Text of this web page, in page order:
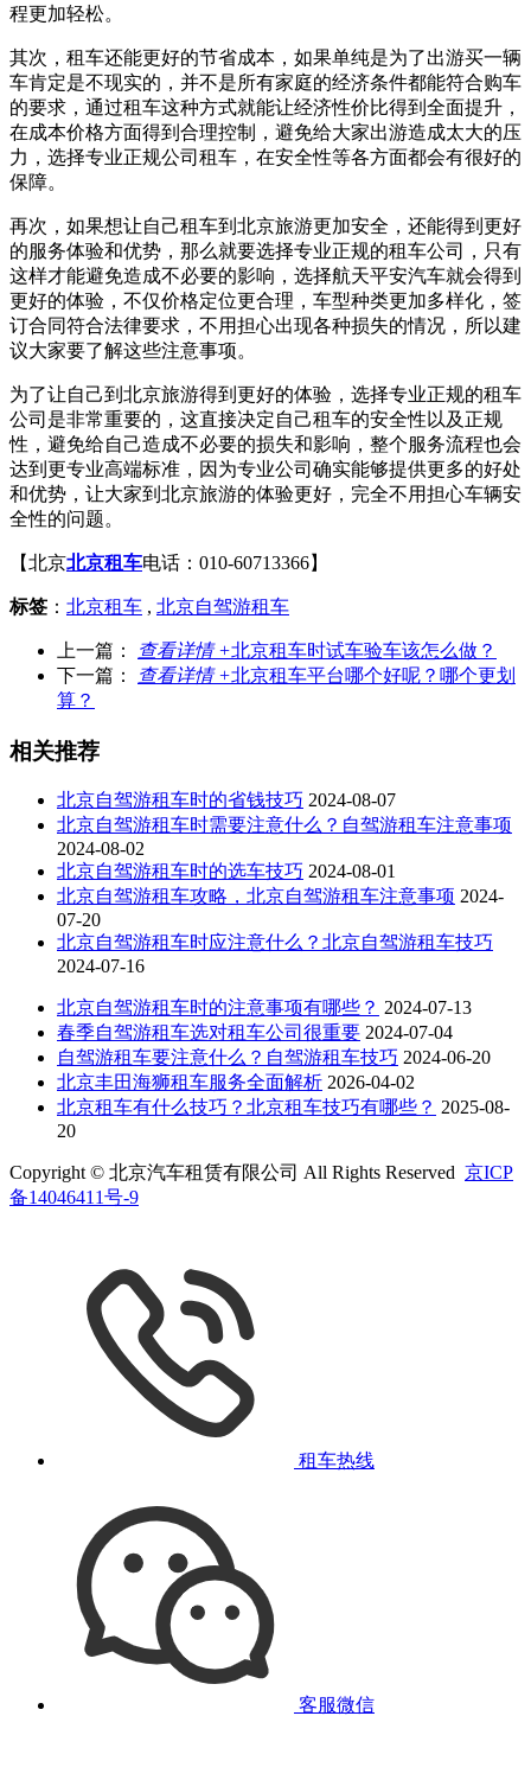
程更加轻松。
其次，租车还能更好的节省成本，如果单纯是为了出游买一辆
车肯定是不现实的，并不是所有家庭的经济条件都能符合购车
的要求，通过租车这种方式就能让经济性价比得到全面提升，
在成本价格方面得到合理控制，避免给大家出游造成太大的压
力，选择专业正规公司租车，在安全性等各方面都会有很好的
保障。
再次，如果想让自己租车到北京旅游更加安全，还能得到更好
的服务体验和优势，那么就要选择专业正规的租车公司，只有
这样才能避免造成不必要的影响，选择航天平安汽车就会得到
更好的体验，不仅价格定位更合理，车型种类更加多样化，签
订合同符合法律要求，不用担心出现各种损失的情况，所以建
议大家要了解这些注意事项。
为了让自己到北京旅游得到更好的体验，选择专业正规的租车
公司是非常重要的，这直接决定自己租车的安全性以及正规
性，避免给自己造成不必要的损失和影响，整个服务流程也会
达到更专业高端标准，因为专业公司确实能够提供更多的好处
和优势，让大家到北京旅游的体验更好，完全不用担心车辆安
全性的问题。
【北京北京租车电话：010-60713366】
标签 ： 北京租车 , 北京自驾游租车
上一篇： 查看详情 +北京租车时试车验车该怎么做？
下一篇：
查看详情 +北京租车平台哪个好呢？哪个更划
算？
相关推荐
北京自驾游租车时的省钱技巧 2024-08-07
北京自驾游租车时需要注意什么？自驾游租车注意事项
2024-08-02
北京自驾游租车时的选车技巧 2024-08-01
北京自驾游租车攻略，北京自驾游租车注意事项 2024-
07-20
北京自驾游租车时应注意什么？北京自驾游租车技巧
2024-07-16
北京自驾游租车时的注意事项有哪些？ 2024-07-13
春季自驾游租车选对租车公司很重要 2024-07-04
自驾游租车要注意什么？自驾游租车技巧 2024-06-20
北京丰田海狮租车服务全面解析 2026-04-02
北京租车有什么技巧？北京租车技巧有哪些？ 2025-08-
20
Copyright © 北京汽车租赁有限公司 All Rights Reserved 京ICP
备14046411号-9
租车热线
客服微信